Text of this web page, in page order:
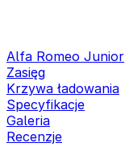
Alfa Romeo Junior
Zasięg
Krzywa ładowania
Specyfikacje
Galeria
Recenzje